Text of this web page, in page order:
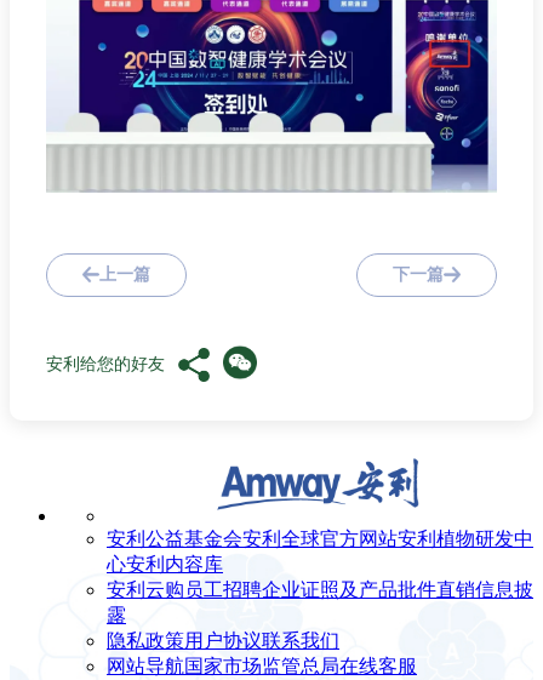
上一篇 下一篇
安利给您的好友
安利公益基金会安利全球官方网站安利植物研发中
心安利内容库
安利云购 员工招聘企业证照及产品批件直销信息披
露
隐私政策用户协议联系我们
网站导航国家市场监管总局在线客服